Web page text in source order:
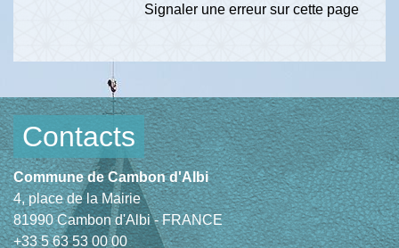
Signaler une erreur sur cette page
Contacts
Commune de Cambon d'Albi
4, place de la Mairie
81990 Cambon d'Albi - FRANCE
+33 5 63 53 00 00